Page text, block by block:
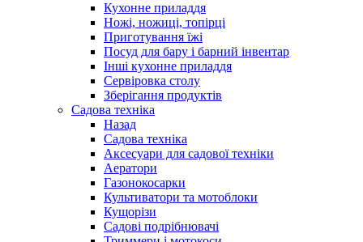
Кухонне приладдя
Ножі, ножиці, топірці
Приготування їжі
Посуд для бару і барний інвентар
Інші кухонне приладдя
Сервіровка столу
Зберігання продуктів
Садова техніка
Назад
Садова техніка
Аксесуари для садової техніки
Аератори
Газонокосарки
Культиватори та мотоблоки
Кущорізи
Садові подрібнювачі